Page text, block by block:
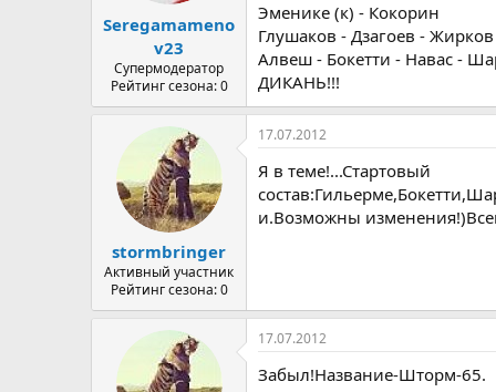
Seregamameno
v23
Супермодератор
Рейтинг сезона: 0
Эменике (к) - Кокорин
Глушаков - Дзагоев -
Алвеш - Бокетти - Навас -
ДИКАНЬ!!!
stormbringer
Активный участник
Рейтинг сезона: 0
17.07.2012
Я в теме!...Стартовый
и.Возможны
17.07.2012
Забыл!Название-Шторм-65.